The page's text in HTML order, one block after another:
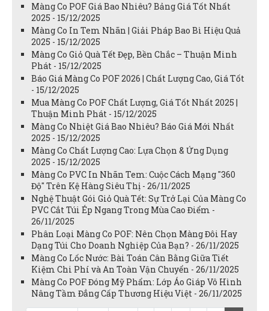
Màng Co POF Giá Bao Nhiêu? Bảng Giá Tốt Nhất
2025 - 15/12/2025
Màng Co In Tem Nhãn | Giải Pháp Bao Bì Hiệu Quả
2025 - 15/12/2025
Màng Co Giỏ Quà Tết Đẹp, Bền Chắc – Thuận Minh
Phát - 15/12/2025
Báo Giá Màng Co POF 2026 | Chất Lượng Cao, Giá Tốt
- 15/12/2025
Mua Màng Co POF Chất Lượng, Giá Tốt Nhất 2025 |
Thuận Minh Phát - 15/12/2025
Màng Co Nhiệt Giá Bao Nhiêu? Báo Giá Mới Nhất
2025 - 15/12/2025
Màng Co Chất Lượng Cao: Lựa Chọn & Ứng Dụng
2025 - 15/12/2025
Màng Co PVC In Nhãn Tem: Cuộc Cách Mạng "360
Độ" Trên Kệ Hàng Siêu Thị - 26/11/2025
Nghệ Thuật Gói Giỏ Quà Tết: Sự Trở Lại Của Màng Co
PVC Cắt Túi Ép Ngang Trong Mùa Cao Điểm -
26/11/2025
Phân Loại Màng Co POF: Nên Chọn Màng Đôi Hay
Dạng Túi Cho Doanh Nghiệp Của Bạn? - 26/11/2025
Màng Co Lốc Nước: Bài Toán Cân Bằng Giữa Tiết
Kiệm Chi Phí và An Toàn Vận Chuyển - 26/11/2025
Màng Co POF Đóng Mỹ Phẩm: Lớp Áo Giáp Vô Hình
Nâng Tầm Đẳng Cấp Thương Hiệu Việt - 26/11/2025